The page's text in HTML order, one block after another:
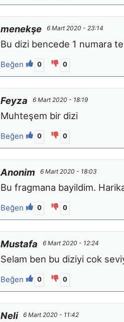
menekşe 6 Mart 2020 - 23:14
Bu dizi bencede 1 numara
Beğen 0 0
Feyza 6 Mart 2020 - 18:19
Muhteşem bir dizi
Beğen 0 0
Anonim 6 Mart 2020 - 18:03
Bu fragmana bayildim.
Beğen 0 0
Mustafa 6 Mart 2020 - 12:24
Selam ben bu diziyi cok
Beğen 0 0
Neli 6 Mart 2020 - 11:42